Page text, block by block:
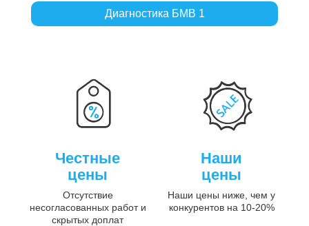
Диагностика БМВ 1
Честные
цены
Отсутствие
несогласованных работ и
скрытых доплат
Наши
цены
Наши цены ниже, чем у
конкурентов на 10-20%